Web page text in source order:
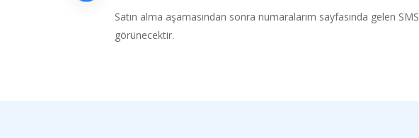
Satın alma aşamasından sonra numaralarım sayfasında gelen SMS
görünecektir.